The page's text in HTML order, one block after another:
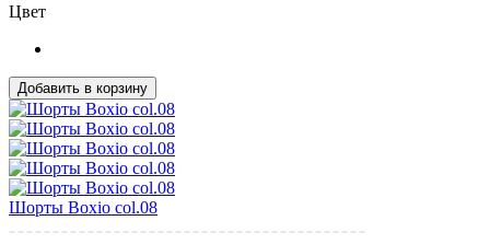
Цвет
Добавить в корзину
Шорты Boxio col.08